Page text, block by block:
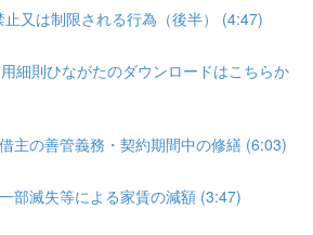
又は制限される行為（後半） (4:47)
細則ひながたのダウンロードはこちらか
主の善管義務・契約期間中の修繕 (6:03)
部滅失等による家賃の減額 (3:47)